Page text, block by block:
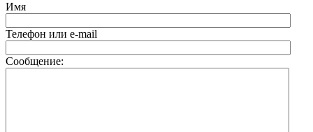
Имя
Телефон или e-mail
Сообщение: